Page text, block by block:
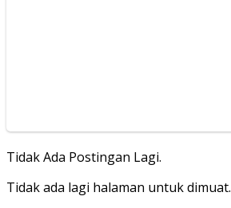
Tidak Ada Postingan Lagi.
Tidak ada lagi halaman untuk dimuat.